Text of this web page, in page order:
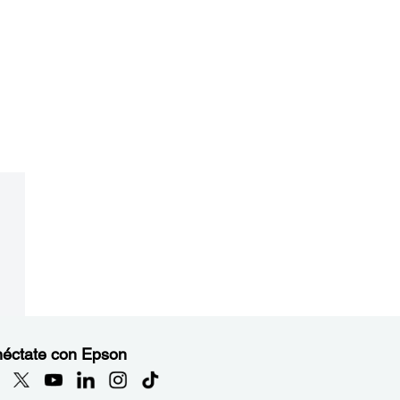
con Epson